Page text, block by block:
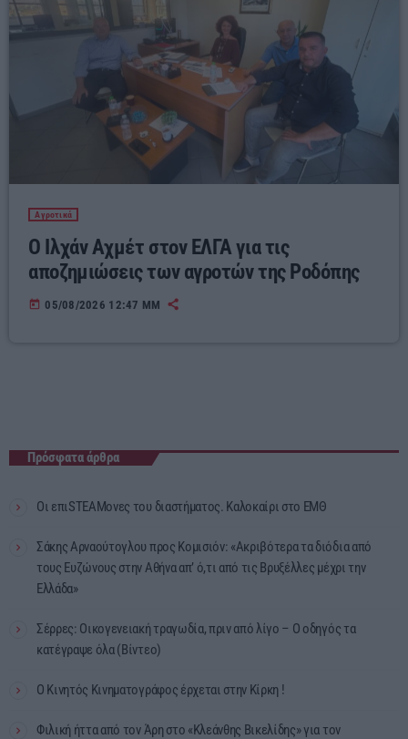
Αγροτικά
Ο Ιλχάν Αχμέτ στον ΕΛΓΑ για τις
αποζημιώσεις των αγροτών της Ροδόπης
today 05/08/2026 12:47 ΜΜ
Πρόσφατα άρθρα
Οι επιSTEAMονες του διαστήματος. Καλοκαίρι στο ΕΜΘ
Σάκης Αρναούτογλου προς Κομισιόν: «Ακριβότερα τα διόδια από
τους Ευζώνους στην Αθήνα απ’ ό,τι από τις Βρυξέλλες μέχρι την
Ελλάδα»
Σέρρες: Οικογενειακή τραγωδία, πριν από λίγο – Ο οδηγός τα
κατέγραψε όλα (Βίντεο)
Ο Κινητός Κινηματογράφος έρχεται στην Κίρκη !
Φιλική ήττα από τον Άρη στο «Κλεάνθης Βικελίδης» για τον